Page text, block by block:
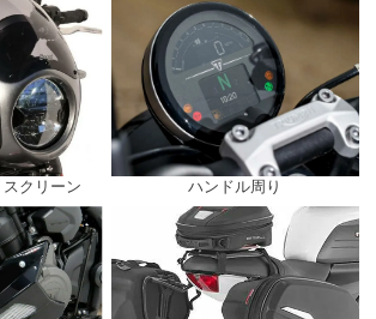
クリーン ハンドル周り